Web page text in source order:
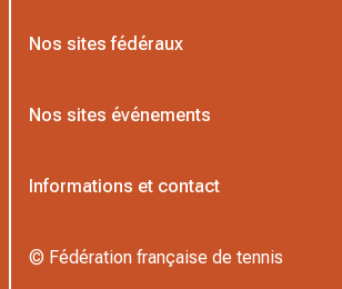
Nos sites fédéraux
L’Institut Formation Tennis
Nos sites événements
Informations et contact
© Fédération française de tennis